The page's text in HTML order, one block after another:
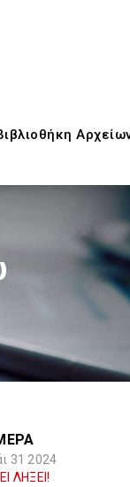
31 2024
ΛΗΞΕΙ!